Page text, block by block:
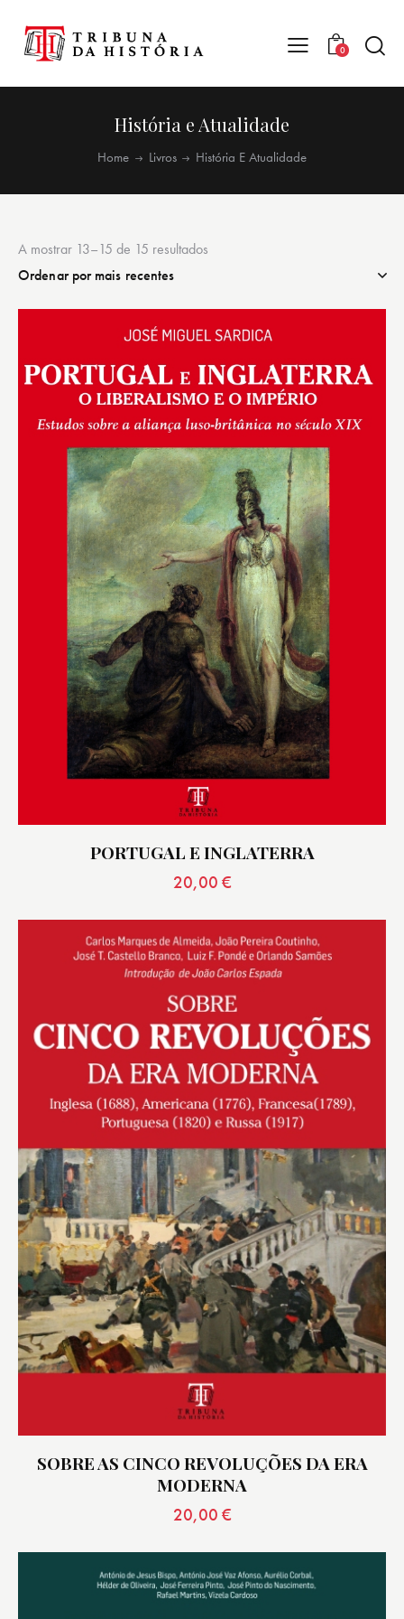
0
História e Atualidade
Home Livros História E Atualidade
A mostrar 13–15 de 15 resultados
PORTUGAL E INGLATERRA
20,00 €
SOBRE AS CINCO REVOLUÇÕES DA ERA
MODERNA
20,00 €